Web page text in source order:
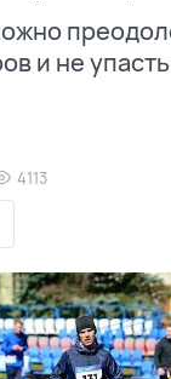
и не
4113